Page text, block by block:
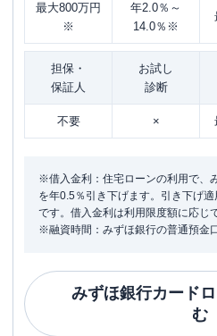
最大800万円
※
年2.0％～
14.0％※
担保・
保証人
お試し
診断
不要 ×
※借入金利：住宅ローンの利用で、
を年0.5％引き下げます。引き下げ
です。借入金利は利用限度額に応じ
※融資時間：みずほ銀行の普通預金
みずほ銀行カード
む